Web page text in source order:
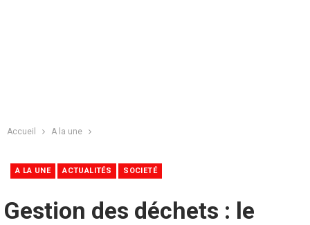
Accueil A la une
A LA UNE ACTUALITÉS SOCIETÉ
Gestion des déchets : le